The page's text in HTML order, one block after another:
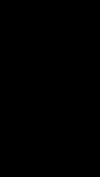
und Lichterfest.
ab dem